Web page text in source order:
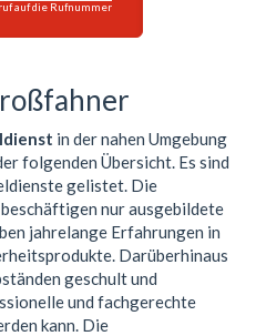
auf die Rufnummer
in der nahen Umgebung
folgenden Übersicht. Es sind
gelistet. Die
nur ausgebildete
jahrelange Erfahrungen in
Darüberhinaus
geschult und
und fachgerechte
kann. Die